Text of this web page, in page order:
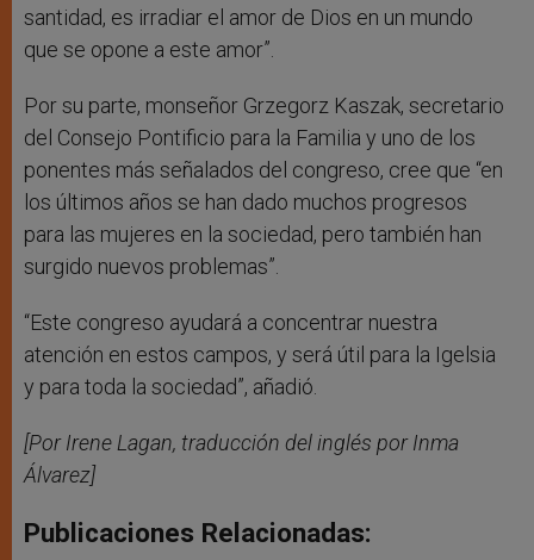
santidad, es irradiar el amor de Dios en un mundo
que se opone a este amor”.
Por su parte, monseñor Grzegorz Kaszak, secretario
del Consejo Pontificio para la Familia y uno de los
ponentes más señalados del congreso, cree que “en
los últimos años se han dado muchos progresos
para las mujeres en la sociedad, pero también han
surgido nuevos problemas”.
“Este congreso ayudará a concentrar nuestra
atención en estos campos, y será útil para la Igelsia
y para toda la sociedad”, añadió.
[Por Irene Lagan, traducción del inglés por Inma
Álvarez]
Publicaciones Relacionadas: